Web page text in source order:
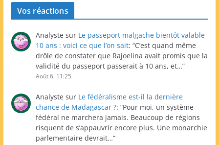
Vos réactions
Analyste sur Le passeport malgache bientôt valable
10 ans : voici ce que l’on sait: “C’est quand même
drôle de constater que Rajoelina avait promis que la
validité du passeport passerait à 10 ans, et…”
Août 6, 11:25
Analyste sur Le fédéralisme est-il la dernière
chance de Madagascar ?: “Pour moi, un système
fédéral ne marchera jamais. Beaucoup de régions
risquent de s’appauvrir encore plus. Une monarchie
parlementaire devrait…”